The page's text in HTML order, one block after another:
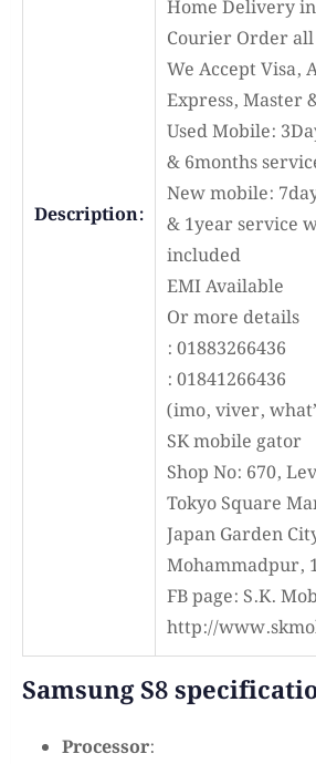
Description:
Home Delivery
Courier Order
We Accept Visa,
Express, Master
Used Mobile:
& 6months
New mobile:
& 1year service
included
EMI Available
Or more details
: 01883266436
: 01841266436
(imo, viver,
SK mobile gator
Shop No: 670,
Tokyo Square
Japan Garden
Mohammadpur,
FB page: S.K.
http://
Samsung S8
Processor: